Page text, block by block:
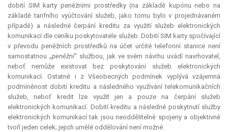
dobití SIM karty peněžními prostředky (na základě kupónu nebo na
základě tarifního vyúčtování služeb, jako tomu bylo v projednávaném
případě) a následné čerpání kreditu za využití služeb elektronických
komunikací dle ceníku poskytovatele služeb. Dobití SIM karty spočívající
v převodu peněžních prostředků na účet určité telefonní stanice není
samostatnou „peněžní“ službou, jak ve svém návrhu uvádí navrhovatel,
neboť nemůže existovat bez poskytování služeb elektronických
komunikací. Ostatně i z Všeobecných podmínek vyplývá vzájemná
podmíněnost dobití kreditu a následného využívání telekomunikačních
služeb, neboť kredit lze využít jen a pouze na čerpání služeb
elektronických komunikací. Dobití kreditu a následné poskytnutí služby
elektronických komunikací tak jsou neoddělitelně spojeny a objektivně
tvoří jeden celek; jejich umělé oddělování není možné.